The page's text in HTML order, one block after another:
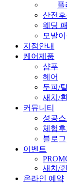
플
산전후
웨딩
모발
지점안내
케어제품
샴푸
헤어
두피/
새치/
커뮤니티
성공스
체험후
블로그
이벤트
새치/
온라인 예약